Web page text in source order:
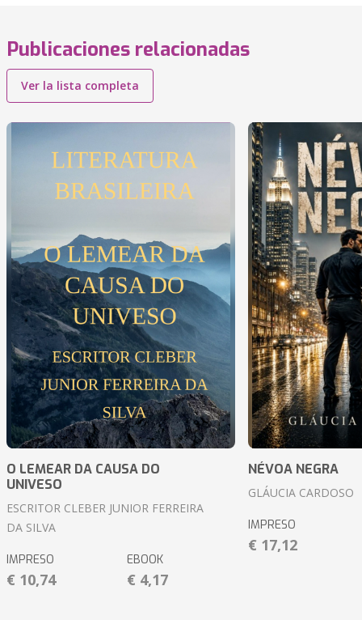
Publicaciones relacionadas
Ver la lista completa
O LEMEAR DA CAUSA DO
UNIVESO
ESCRITOR CLEBER JUNIOR FERREIRA
DA SILVA
IMPRESO
€ 10,74
EBOOK
€ 4,17
NÉVOA NEGRA
GLÁUCIA CARDOSO
IMPRESO
€ 17,12